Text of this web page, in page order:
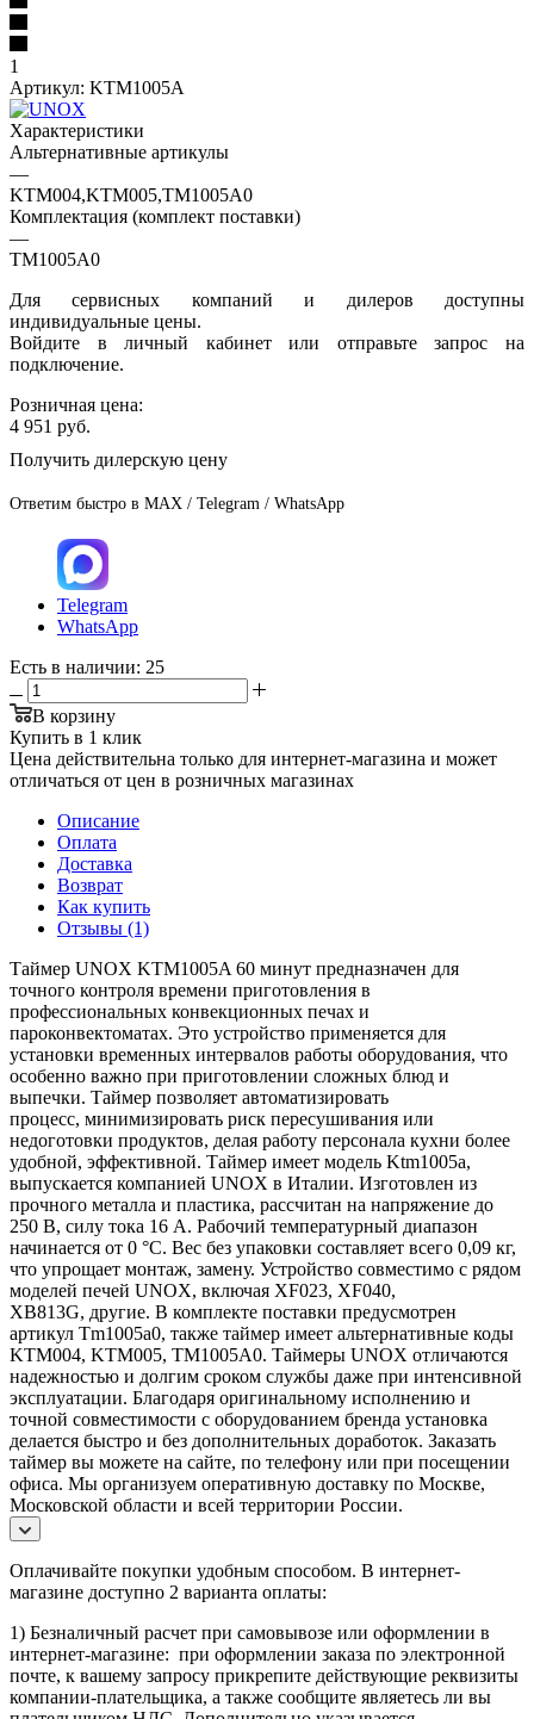
1
Артикул: KTM1005A
Характеристики
Альтернативные артикулы
—
KTM004,KTM005,TM1005A0
Комплектация (комплект поставки)
—
TM1005A0
Для сервисных компаний и дилеров доступны
индивидуальные цены.
Войдите в личный кабинет или отправьте запрос на
подключение.
Розничная цена:
4 951 руб.
Получить дилерскую цену
Ответим быстро в MAX / Telegram / WhatsApp
Telegram
WhatsApp
Есть в наличии: 25
В корзину
Купить в 1 клик
Цена действительна только для интернет-магазина и может
отличаться от цен в розничных магазинах
Описание
Оплата
Доставка
Возврат
Как купить
Отзывы (1)
Таймер UNOX KTM1005A 60 минут предназначен для
точного контроля времени приготовления в
профессиональных конвекционных печах и
пароконвектоматах. Это устройство применяется для
установки временных интервалов работы оборудования, что
особенно важно при приготовлении сложных блюд и
выпечки. Таймер позволяет автоматизировать
процесс, минимизировать риск пересушивания или
недоготовки продуктов, делая работу персонала кухни более
удобной, эффективной. Таймер имеет модель Ktm1005a,
выпускается компанией UNOX в Италии. Изготовлен из
прочного металла и пластика, рассчитан на напряжение до
250 В, силу тока 16 А. Рабочий температурный диапазон
начинается от 0 °C. Вес без упаковки составляет всего 0,09 кг,
что упрощает монтаж, замену. Устройство совместимо с рядом
моделей печей UNOX, включая XF023, XF040,
XB813G, другие. В комплекте поставки предусмотрен
артикул Tm1005a0, также таймер имеет альтернативные коды
KTM004, KTM005, TM1005A0. Таймеры UNOX отличаются
надежностью и долгим сроком службы даже при интенсивной
эксплуатации. Благодаря оригинальному исполнению и
точной совместимости с оборудованием бренда установка
делается быстро и без дополнительных доработок. Заказать
таймер вы можете на сайте, по телефону или при посещении
офиса. Мы организуем оперативную доставку по Москве,
Московской области и всей территории России.
Оплачивайте покупки удобным способом. В интернет-
магазине доступно 2 варианта оплаты:
1) Безналичный расчет при самовывозе или оформлении в
интернет-магазине: при оформлении заказа по электронной
почте, к вашему запросу прикрепите действующие реквизиты
компании-плательщика, а также сообщите являетесь ли вы